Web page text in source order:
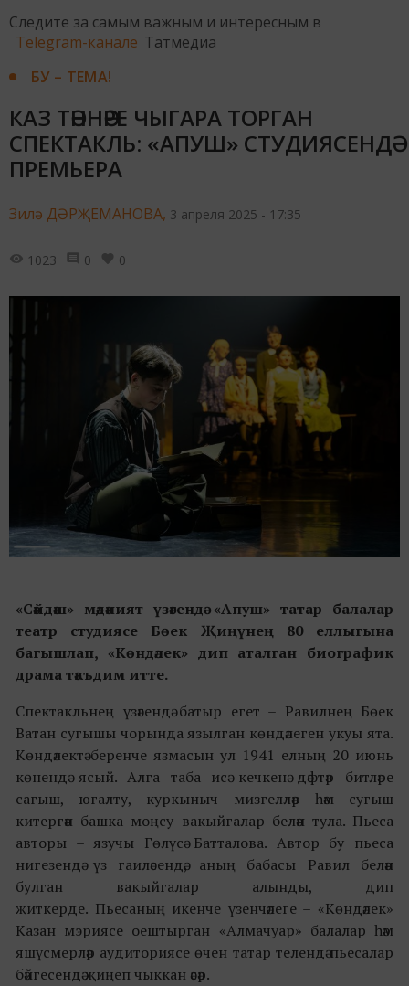
Следите за самым важным и интересным в
Telegram-канале Татмедиа
БУ – ТЕМА!
КАЗ ТӘННӘРЕ ЧЫГАРА ТОРГАН
СПЕКТАКЛЬ: «АПУШ» СТУДИЯСЕНДӘ
ПРЕМЬЕРА
Зилә ДӘРҖЕМАНОВА, 3 апреля 2025 - 17:35
1023 0 0
«Сәйдәш» мәдәният үзәгендә «Апуш» татар балалар
театр студиясе Бөек Җиңүнең 80 еллыгына
багышлап, «Көндәлек» дип аталган биографик
драма тәкъдим итте.
Спектакльнең үзәгендә батыр егет – Равилнең Бөек
Ватан сугышы чорында язылган көндәлеген укуы ята.
Көндәлектә беренче язмасын ул 1941 елның 20 июнь
көнендә ясый. Алга таба исә кечкенә дәфтәр битләре
сагыш, югалту, куркыныч мизгелләр һәм сугыш
китергән башка моңсу вакыйгалар белән тула. Пьеса
авторы – язучы Гөлүсә Батталова. Автор бу пьеса
нигезендә үз гаиләсендә, аның бабасы Равил белән
булган вакыйгалар алынды, дип
җиткерде. Пьесаның икенче үзенчәлеге – «Көндәлек»
Казан мэриясе оештырган «Алмачуар» балалар һәм
яшүсмерләр аудиториясе өчен татар телендә пьесалар
бәйгесендә җиңеп чыккан әсәр.